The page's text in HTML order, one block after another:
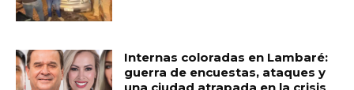
Internas coloradas en Lambaré:
guerra de encuestas, ataques y